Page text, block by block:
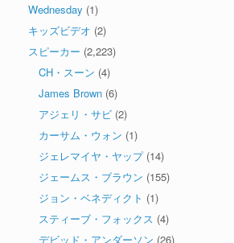
Wednesday (1)
キッズビデオ (2)
スピーカー (2,223)
CH・スーン (4)
James Brown (6)
アジェリ・サビ (2)
カーサム・ウォン (1)
ジェレマイヤ・ヤップ(14)
ジェームス・ブラウン (155)
ジョン・ベネディクト (1)
スティーブ・フォックス (4)
デビッド・アンダーソン (26)